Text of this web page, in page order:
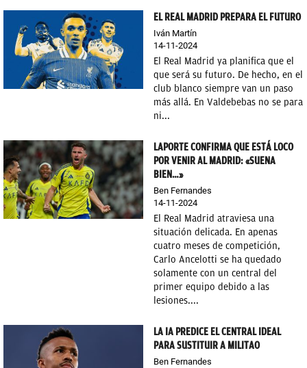
EL REAL MADRID PREPARA EL FUTURO
Iván Martín
14-11-2024
El Real Madrid ya planifica que el
que será su futuro. De hecho, en el
club blanco siempre van un paso
más allá. En Valdebebas no se para
ni...
LAPORTE CONFIRMA QUE ESTÁ LOCO
POR VENIR AL MADRID: «SUENA
BIEN…»
Ben Fernandes
14-11-2024
El Real Madrid atraviesa una
situación delicada. En apenas
cuatro meses de competición,
Carlo Ancelotti se ha quedado
solamente con un central del
primer equipo debido a las
lesiones....
LA IA PREDICE EL CENTRAL IDEAL
PARA SUSTITUIR A MILITAO
Ben Fernandes